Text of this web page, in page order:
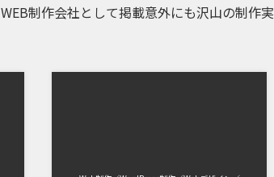
WEB制作会社として掲載意外にも沢山の制作